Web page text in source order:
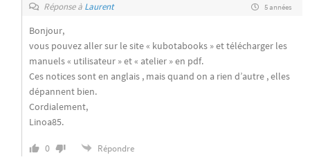
Réponse à Laurent 5 années
Bonjour,
vous pouvez aller sur le site « kubotabooks » et télécharger les
manuels « utilisateur » et « atelier » en pdf.
Ces notices sont en anglais , mais quand on a rien d’autre , elles
dépannent bien.
Cordialement,
Linoa85.
0 Répondre